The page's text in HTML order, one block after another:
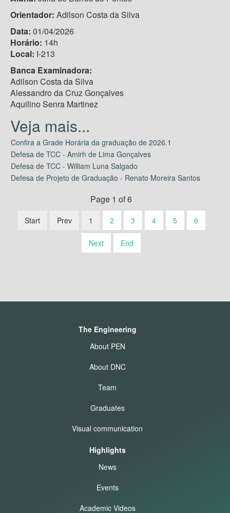
Orientador: Adilson Costa da Silva
Data: 01/04/2026
Horário: 14h
Local: I-213
Banca Examinadora:
Adilson Costa da Silva
Alessandro da Cruz Gonçalves
Aquilino Senra Martinez
Confira a Grade Horária da graduação de 2026.1
Defesa de TCC - Amirh de Lima Gonçalves
Defesa de TCC - William Luna Salgado
Defesa de Projeto de Graduação - Renato Moreira Santos
Page 1 of 6
Start Prev 1 2 3 4 5 6
Next End
The Engineering
About PEN
About DNC
Team
Graduates
Visual communication
Highlights
News
Events
Academic Videos